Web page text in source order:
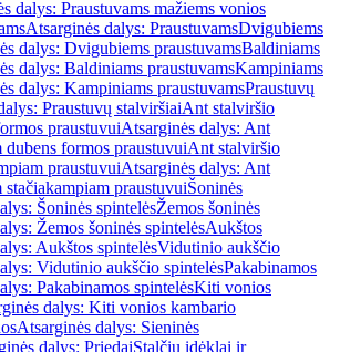
dalys: Praustuvams mažiems vonios
Atsarginės dalys: PraustuvamsDvigubiems
dalys: Dvigubiems praustuvamsBaldiniams
dalys: Baldiniams praustuvamsKampiniams
dalys: Kampiniams praustuvamsPraustuvų
Praustuvų stalviršiaiAnt stalviršio
praustuvuiAtsarginės dalys: Ant
dubens formos praustuvuiAnt stalviršio
praustuvuiAtsarginės dalys: Ant
stačiakampiam praustuvuiŠoninės
Šoninės spintelėsŽemos šoninės
Žemos šoninės spintelėsAukštos
Aukštos spintelėsVidutinio aukščio
Vidutinio aukščio spintelėsPakabinamos
Pakabinamos spintelėsKiti vonios
dalys: Kiti vonios kambario
Atsarginės dalys: Sieninės
dalys: PriedaiStalčių įdėklai ir